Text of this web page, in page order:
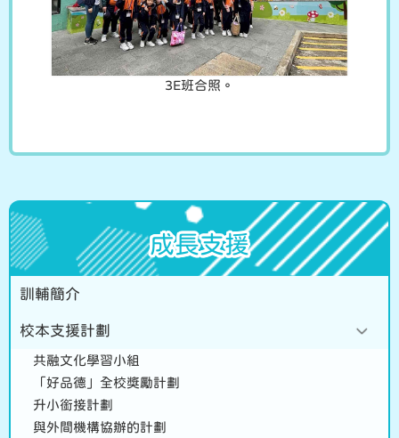
3E班合照。
成長支援
訓輔簡介
校本支援計劃
共融文化學習小組
「好品德」全校獎勵計劃
升小銜接計劃
與外間機構協辦的計劃